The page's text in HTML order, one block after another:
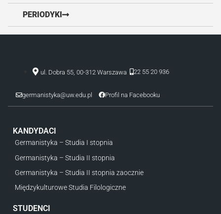
PERIODYKI
ul. Dobra 55, 00-312 Warszawa 22 55 20 936
germanistyka@uw.edu.pl Profil na Facebooku
KANDYDACI
Germanistyka – Studia I stopnia
Germanistyka – Studia II stopnia
Germanistyka – Studia II stopnia zaocznie
Międzykulturowe Studia Filologiczne
STUDENCI